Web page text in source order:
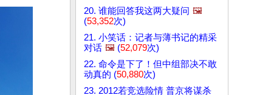
20. 谁能回答我这两大疑问 🖼️
(53,352次)
21. 小笑话：记者与薄书记的精采
对话 🖼️ (52,079次)
22. 命令是下了！但中组部决不敢
动真的 (50,880次)
23. 2012若竞选险情 普京将谋杀